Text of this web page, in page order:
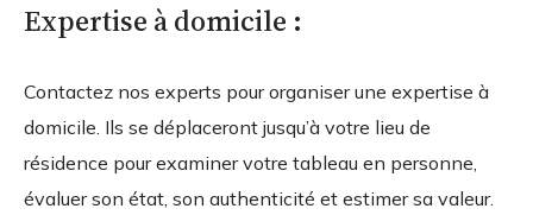
Expertise à domicile :
Contactez nos experts pour organiser une expertise à
domicile. Ils se déplaceront jusqu’à votre lieu de
résidence pour examiner votre tableau en personne,
évaluer son état, son authenticité et estimer sa valeur.